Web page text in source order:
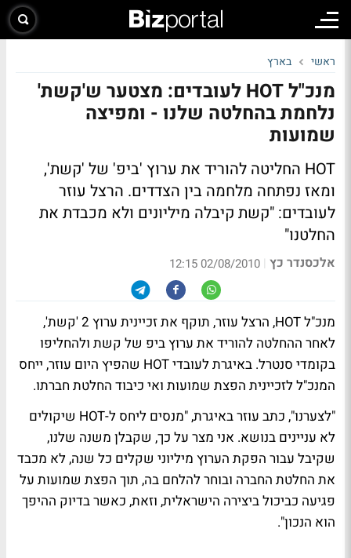
ראשי בארץ
מנכ"ל HOT לעובדים: מצטער ש'קשת'
נלחמת בהחלטה שלנו - ומפיצה
שמועות
HOT החליטה להוריד את ערוץ 'ביפ' של 'קשת',
ומאז נפתחה מלחמה בין הצדדים. הרצל עוזר
לעובדים: "קשת קיבלה מיליונים ולא מכבדת את
החלטנו"
אלכסנדר כץ |
02/08/2010 12:15
מנכ"ל HOT, הרצל עוזר, תוקף את זכיינית ערוץ 2 'קשת',
לאחר ההחלטה להוריד את ערוץ ביפ של קשת ולהחליפו
בקומדי סנטרל. באיגרת לעובדי HOT שהפיץ היום עוזר, ייחס
המנכ"ל לזכיינית הפצת שמועות ואי כיבוד החלטת חברתו.
"לצערנו", כתב עוזר באיגרת, "מנסים ליחס ל-HOT שיקולים
לא עניינים בנושא. אני מצר על כך, שקבלן משנה שלנו,
שקיבל עבור הפקת הערוץ מיליוני שקלים כל שנה, לא מכבד
את החלטת החברה ובוחר להלחם בה, תוך הפצת שמועות על
פגיעה כביכול ביצירה הישראלית, וזאת, כאשר בדיוק ההיפך
הוא הנכון".